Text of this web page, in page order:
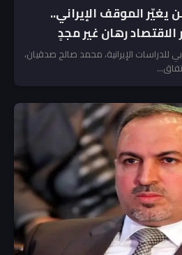
يغيّر الموقف الإيراني..
الاقتصاد رهان غير مجدٍ
للدراسات الإيرانية، محمد صالح صدقيان،